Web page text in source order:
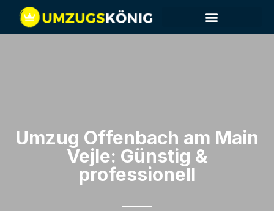
Umzug Offenbach am Main​
Vejle: Günstig &
professionell​